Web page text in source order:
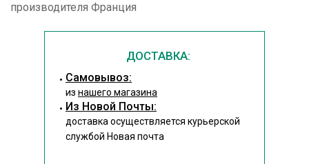
производителя Франция
ДОСТАВКА:
Cамовывоз:
из нашего магазина
Из Новой Почты:
доставка осуществляется курьерской
службой Новая почта